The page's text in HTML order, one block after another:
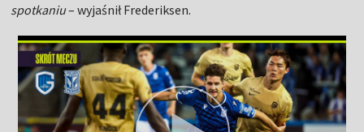
spotkaniu– wyjaśnił Frederiksen.